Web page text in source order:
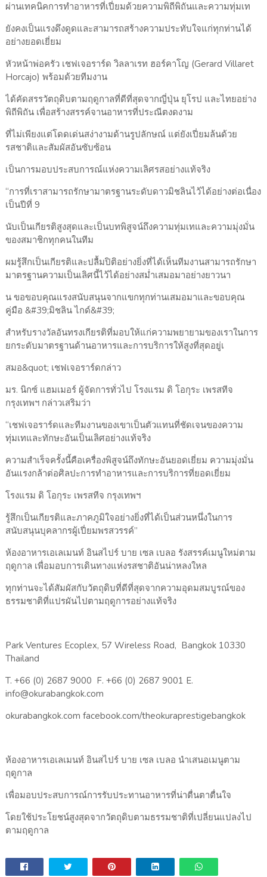
ผ่านเทคนิคการทำอาหารที่เปี่ยมด้วยความพิถีพิถันและความทุ่มเท
ยังคงเป็นแรงดึงดูดและสามารถสร้างความประทับใจแก่ทุกท่านได้
อย่างยอดเยี่ยม
หัวหน้าพ่อครัว เชฟเจอราร์ด วิลลาเรท ฮอร์คาโญ (Gerard Villaret
Horcajo) พร้อมด้วยทีมงาน
ได้คัดสรรวัตถุดิบตามฤดูกาลที่ดีที่สุดจากญี่ปุ่น ยุโรป และไทยอย่าง
พิถีพิถัน เพื่อสร้างสรรค์จานอาหารที่ประณีตงดงาม
ที่ไม่เพียงแต่โดดเด่นสง่างามด้านรูปลักษณ์ แต่ยังเปี่ยมล้นด้วย
รสชาติและสัมผัสอันซับซ้อน
เป็นการมอบประสบการณ์แห่งความเลิศรสอย่างแท้จริง
“การที่เราสามารถรักษามาตรฐานระดับดาวมิชลินไว้ได้อย่างต่อเนื่อง
เป็นปีที่ 9
นับเป็นเกียรติสูงสุดและเป็นบทพิสูจน์ถึงความทุ่มเทและความมุ่งมั่น
ของสมาชิกทุกคนในทีม
ผมรู้สึกเป็นเกียรติและปลื้มปิติอย่างยิ่งที่ได้เห็นทีมงานสามารถรักษา
มาตรฐานความเป็นเลิศนี้ไว้ได้อย่างสม่ำเสมอมาอย่างยาวนา
น ขอขอบคุณแรงสนับสนุนจากแขกทุกท่านเสมอมาและขอบคุณ
คู่มือ &#39;มิชลิน ไกด์&#39;
สำหรับรางวัลอันทรงเกียรติที่มอบให้แก่ความพยายามของเราในการ
ยกระดับมาตรฐานด้านอาหารและการบริการให้สูงที่สุดอยู่เ
สมอ&quot; เชฟเจอราร์ดกล่าว
มร. นิกซ์ แฮมเมอร์ ผู้จัดการทั่วไป โรงแรม ดิ โอกุระ เพรสทีจ
กรุงเทพฯ กล่าวเสริมว่า
“เชฟเจอราร์ดและทีมงานของเขาเป็นตัวแทนที่ชัดเจนของความ
ทุ่มเทและทักษะอันเป็นเลิศอย่างแท้จริง
ความสำเร็จครั้งนี้คือเครื่องพิสูจน์ถึงทักษะอันยอดเยี่ยม ความมุ่งมั่น
อันแรงกล้าต่อศิลปะการทำอาหารและการบริการที่ยอดเยี่ยม
โรงแรม ดิ โอกุระ เพรสทีจ กรุงเทพฯ
รู้สึกเป็นเกียรติและภาคภูมิใจอย่างยิ่งที่ได้เป็นส่วนหนึ่งในการ
สนับสนุนบุคลากรผู้เปี่ยมพรสวรรค์”
ห้องอาหารเอเลเมนท์ อินสไปร์ บาย เซล เบลอ รังสรรค์เมนูใหม่ตาม
ฤดูกาล เพื่อมอบการเดินทางแห่งรสชาติอันน่าหลงใหล
ทุกท่านจะได้สัมผัสกับวัตถุดิบที่ดีที่สุดจากความอุดมสมบูรณ์ของ
ธรรมชาติที่แปรผันไปตามฤดูการอย่างแท้จริง
Park Ventures Ecoplex, 57 Wireless Road, Bangkok 10330
Thailand
T. +66 (0) 2687 9000 F. +66 (0) 2687 9001 E.
info@okurabangkok.com
okurabangkok.com facebook.com/theokuraprestigebangkok
ห้องอาหารเอเลเมนท์ อินสไปร์ บาย เซล เบลอ นำเสนอเมนูตาม
ฤดูกาล
เพื่อมอบประสบการณ์การรับประทานอาหารที่น่าตื่นตาตื่นใจ
โดยใช้ประโยชน์สูงสุดจากวัตถุดิบตามธรรมชาติที่เปลี่ยนแปลงไป
ตามฤดูกาล